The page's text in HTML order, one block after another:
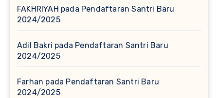
FAKHRIYAH pada Pendaftaran Santri Baru
2024/2025
Adil Bakri pada Pendaftaran Santri Baru
2024/2025
Farhan pada Pendaftaran Santri Baru
2024/2025